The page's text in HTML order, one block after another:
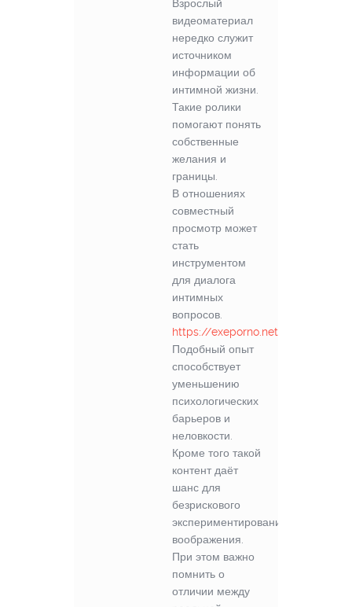
Взрослый
видеоматериал
нередко служит
источником
информации об
интимной жизни.
Такие ролики
помогают понять
собственные
желания и
границы.
В отношениях
совместный
просмотр может
стать
инструментом
для диалога
интимных
вопросов.
https://exeporno.net/
Подобный опыт
способствует
уменьшению
психологических
барьеров и
неловкости.
Кроме того такой
контент даёт
шанс для
безрискового
экспериментирования
воображения.
При этом важно
помнить о
отличии между